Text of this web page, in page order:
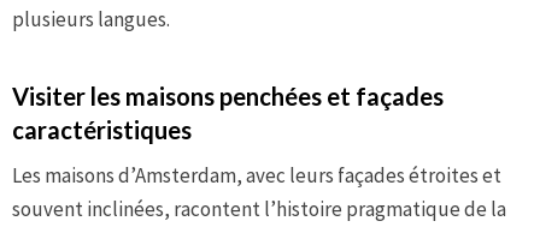
plusieurs langues.
Visiter les maisons penchées et façades
caractéristiques
Les maisons d’Amsterdam, avec leurs façades étroites et
souvent inclinées, racontent l’histoire pragmatique de la